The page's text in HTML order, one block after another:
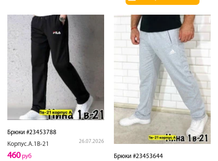
Брюки #23453788
Корпус.А.1В-21
26.07.2026
460руб
Брюки #23453644